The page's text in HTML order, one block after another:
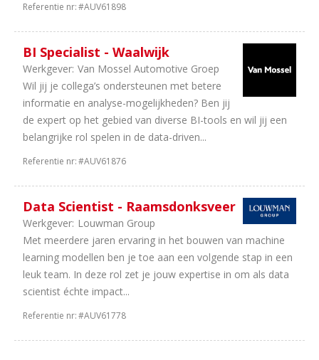
Referentie nr:#AUV61898
BI Specialist - Waalwijk
Werkgever: Van Mossel Automotive Groep
Wil jij je collega’s ondersteunen met betere
informatie en analyse-mogelijkheden? Ben jij
de expert op het gebied van diverse BI-tools en wil jij een
belangrijke rol spelen in de data-driven...
Referentie nr:#AUV61876
Data Scientist - Raamsdonksveer
Werkgever: Louwman Group
Met meerdere jaren ervaring in het bouwen van machine
learning modellen ben je toe aan een volgende stap in een
leuk team. In deze rol zet je jouw expertise in om als data
scientist échte impact...
Referentie nr:#AUV61778